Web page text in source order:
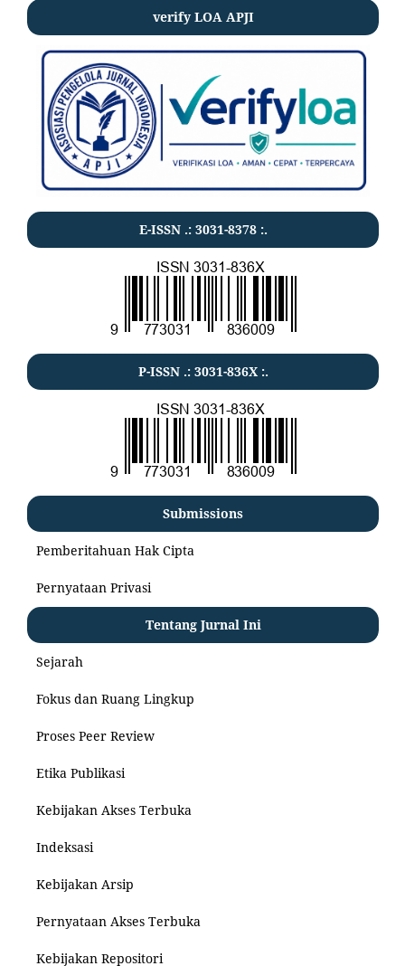
verify LOA APJI
E-ISSN .: 3031-8378:.
P-ISSN .: 3031-836X:.
Submissions
Pemberitahuan Hak Cipta
Pernyataan Privasi
Tentang Jurnal Ini
Sejarah
Fokus dan Ruang Lingkup
Proses Peer Review
Etika Publikasi
Kebijakan Akses Terbuka
Indeksasi
Kebijakan Arsip
Pernyataan Akses Terbuka
Kebijakan Repositori